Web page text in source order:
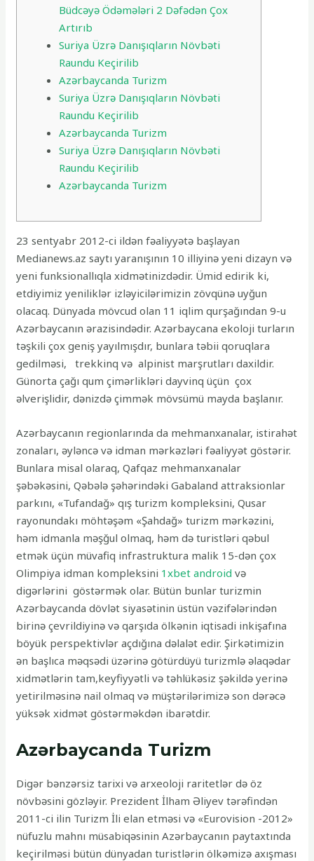
Büdcəyə Ödəmələri 2 Dəfədən Çox
Artırıb
Suriya Üzrə Danışıqların Növbəti
Raundu Keçirilib
Azərbaycanda Turizm
Suriya Üzrə Danışıqların Növbəti
Raundu Keçirilib
Azərbaycanda Turizm
Suriya Üzrə Danışıqların Növbəti
Raundu Keçirilib
Azərbaycanda Turizm
23 sentyabr 2012-ci ildən fəaliyyətə başlayan
Medianews.az saytı yaranışının 10 illiyinə yeni dizayn və
yeni funksionallıqla xidmətinizdədir. Ümid edirik ki,
etdiyimiz yeniliklər izləyicilərimizin zövqünə uyğun
olacaq. Dünyada mövcud olan 11 iqlim qurşağından 9-u
Azərbaycanın ərazisindədir. Azərbaycana ekoloji turların
təşkili çox geniş yayılmışdır, bunlara təbii qoruqlara
gedilməsi, trekkinq və alpinist marşrutları daxildir.
Günorta çağı qum çimərlikləri dayvinq üçün çox
əlverişlidir, dənizdə çimmək mövsümü mayda başlanır.
Azərbaycanın regionlarında da mehmanxanalar, istirahət
zonaları, əyləncə və idman mərkəzləri fəaliyyət göstərir.
Bunlara misal olaraq, Qafqaz mehmanxanalar
şəbəkəsini, Qəbələ şəhərindəki Gabaland attraksionlar
parkını, «Tufandağ» qış turizm kompleksini, Qusar
rayonundakı möhtəşəm «Şahdağ» turizm mərkəzini,
həm idmanla məşğul olmaq, həm də turistləri qəbul
etmək üçün müvafiq infrastruktura malik 15-dən çox
Olimpiya idman kompleksini 1xbet android və
digərlərini göstərmək olar. Bütün bunlar turizmin
Azərbaycanda dövlət siyasətinin üstün vəzifələrindən
birinə çevrildiyinə və qarşıda ölkənin iqtisadi inkişafına
böyük perspektivlər açdığına dəlalət edir. Şirkətimizin
ən başlıca məqsədi üzərinə götürdüyü turizmlə əlaqədar
xidmətlərin tam,keyfiyyətli və təhlükəsiz şəkildə yerinə
yetirilməsinə nail olmaq və müştərilərimizə son dərəcə
yüksək xidmət göstərməkdən ibarətdir.
Azərbaycanda Turizm
Digər bənzərsiz tarixi və arxeoloji raritetlər də öz
növbəsini gözləyir. Prezident İlham Əliyev tərəfindən
2011-ci ilin Turizm İli elan etməsi və «Eurovision -2012»
nüfuzlu mahnı müsabiqəsinin Azərbaycanın paytaxtında
keçirilməsi bütün dünyadan turistlərin ölkəmizə axışması